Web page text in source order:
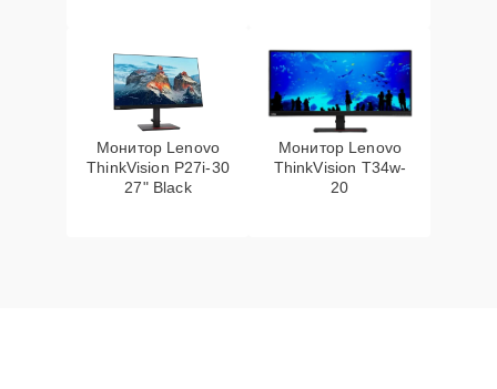
Монитор Lenovo
ThinkVision P27i-30
27" Black
Монитор Lenovo
ThinkVision T34w-
20